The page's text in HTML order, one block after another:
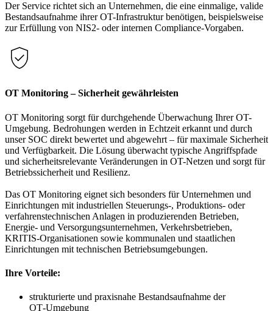
Der Service richtet sich an Unternehmen, die eine einmalige, valide
Bestandsaufnahme ihrer OT-Infrastruktur benötigen, beispielsweise
zur Erfüllung von NIS2- oder internen Compliance-Vorgaben.
OT Monitoring – Sicherheit gewährleisten
OT Monitoring sorgt für durchgehende Überwachung Ihrer OT-
Umgebung. Bedrohungen werden in Echtzeit erkannt und durch
unser SOC direkt bewertet und abgewehrt – für maximale Sicherheit
und Verfügbarkeit. Die Lösung überwacht typische Angriffspfade
und sicherheitsrelevante Veränderungen in OT-Netzen und sorgt für
Betriebssicherheit und Resilienz.
Das OT Monitoring eignet sich besonders für Unternehmen und
Einrichtungen mit industriellen Steuerungs-, Produktions- oder
verfahrenstechnischen Anlagen in produzierenden Betrieben,
Energie- und Versorgungsunternehmen, Verkehrsbetrieben,
KRITIS-Organisationen sowie kommunalen und staatlichen
Einrichtungen mit technischen Betriebsumgebungen.
Ihre Vorteile:
strukturierte und praxisnahe Bestandsaufnahme der
OT‑Umgebung